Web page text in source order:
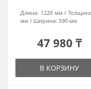
Длина: 1220 мм
мм
Ширина: 590 мм
47 980 ₸
В КОРЗИНУ